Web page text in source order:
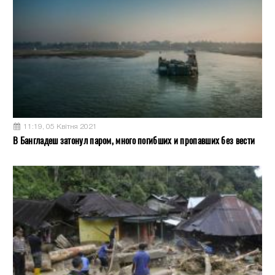
11:19, 05 Квітня 2021
В Бангладеш затонул паром, много погибших и пропавших без вести